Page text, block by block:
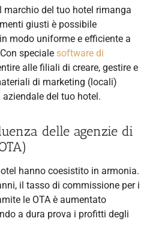
marchio del tuo hotel rimanga
giusti è possibile
modo uniforme e efficiente a
speciale software di
alle filiali di creare, gestire e
di marketing (locali)
del tuo hotel.
delle agenzie di
hanno coesistito in armonia.
il tasso di commissione per i
le OTA è aumentato
a dura prova i profitti degli